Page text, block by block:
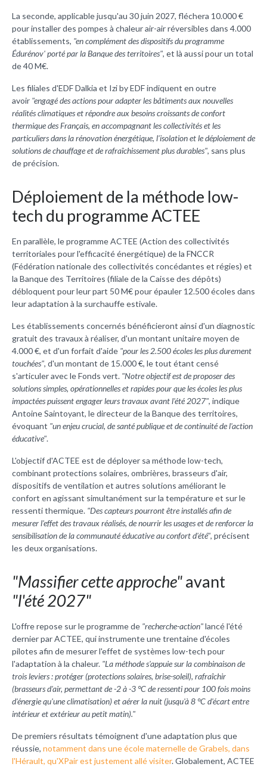
La seconde, applicable jusqu'au 30 juin 2027, fléchera 10.000 €
pour installer des pompes à chaleur air-air réversibles dans 4.000
établissements, "en complément des dispositifs du programme
Édurénov' porté par la Banque des territoires", et là aussi pour un total
de 40 M€.
Les filiales d'EDF Dalkia et Izi by EDF indiquent en outre
avoir "engagé des actions pour adapter les bâtiments aux nouvelles
réalités climatiques et répondre aux besoins croissants de confort
thermique des Français, en accompagnant les collectivités et les
particuliers dans la rénovation énergétique, l'isolation et le déploiement de
solutions de chauffage et de rafraîchissement plus durables", sans plus
de précision.
Déploiement de la méthode low-
tech du programme ACTEE
En parallèle, le programme ACTEE (Action des collectivités
territoriales pour l'efficacité énergétique) de la FNCCR
(Fédération nationale des collectivités concédantes et régies) et
la Banque des Territoires (filiale de la Caisse des dépôts)
débloquent pour leur part 50 M€ pour épauler 12.500 écoles dans
leur adaptation à la surchauffe estivale.
Les établissements concernés bénéficieront ainsi d'un diagnostic
gratuit des travaux à réaliser, d'un montant unitaire moyen de
4.000 €, et d'un forfait d'aide "pour les 2.500 écoles les plus durement
touchées", d'un montant de 15.000 €, le tout étant censé
s'articuler avec le Fonds vert. "Notre objectif est de proposer des
solutions simples, opérationnelles et rapides pour que les écoles les plus
impactées puissent engager leurs travaux avant l'été 2027", indique
Antoine Saintoyant, le directeur de la Banque des territoires,
évoquant "un enjeu crucial, de santé publique et de continuité de l'action
éducative".
L'objectif d'ACTEE est de déployer sa méthode low-tech,
combinant protections solaires, ombrières, brasseurs d'air,
dispositifs de ventilation et autres solutions améliorant le
confort en agissant simultanément sur la température et sur le
ressenti thermique. "Des capteurs pourront être installés afin de
mesurer l'effet des travaux réalisés, de nourrir les usages et de renforcer la
sensibilisation de la communauté éducative au confort d'été", précisent
les deux organisations.
"Massifier cette approche"avant
"l'été 2027"
L'offre repose sur le programme de "recherche-action"lancé l'été
dernier par ACTEE, qui instrumente une trentaine d'écoles
pilotes afin de mesurer l'effet de systèmes low-tech pour
l'adaptation à la chaleur. "La méthode s'appuie sur la combinaison de
trois leviers : protéger (protections solaires, brise-soleil), rafraîchir
(brasseurs d'air, permettant de -2 à -3 °C de ressenti pour 100 fois moins
d'énergie qu'une climatisation) et aérer la nuit (jusqu'à 8 °C d'écart entre
intérieur et extérieur au petit matin)."
De premiers résultats témoignent d'une adaptation plus que
réussie, notamment dans une école maternelle de Grabels, dans
l'Hérault, qu'XPair est justement allé visiter. Globalement, ACTEE